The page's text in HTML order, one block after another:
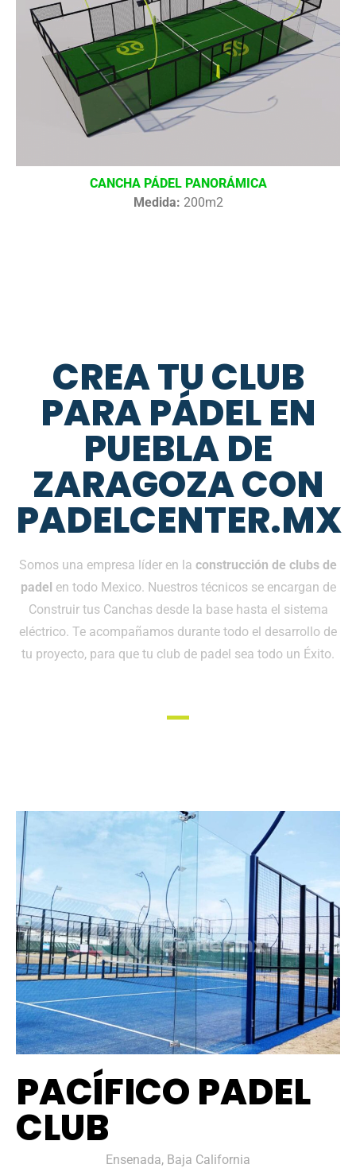
CANCHA PÁDEL PANORÁMICA
Medida: 200m2
CREA TU CLUB
PARA PÁDEL EN
PUEBLA DE
ZARAGOZA CON
PADELCENTER.MX
Somos una empresa líder en la construcción de clubs de
padel en todo Mexico. Nuestros técnicos se encargan de
Construir tus Canchas desde la base hasta el sistema
eléctrico. Te acompañamos durante todo el desarrollo de
tu proyecto, para que tu club de padel sea todo un Éxito.
PACÍFICO PADEL
CLUB
Ensenada, Baja California